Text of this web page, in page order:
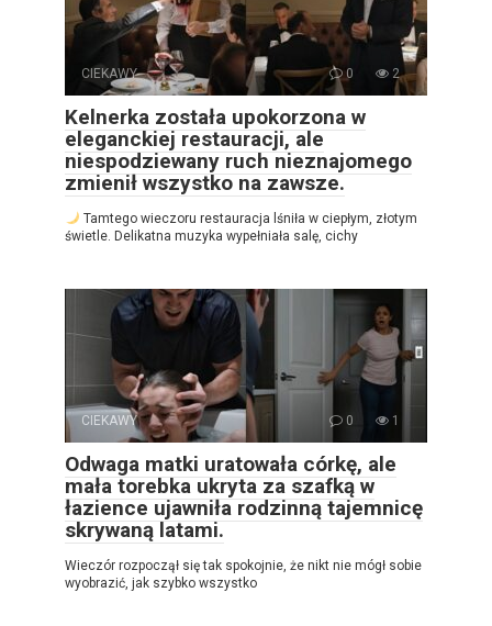
CIEKAWY 0 2
Kelnerka została upokorzona w
eleganckiej restauracji, ale
niespodziewany ruch nieznajomego
zmienił wszystko na zawsze.
Tamtego wieczoru restauracja lśniła w ciepłym, złotym
świetle. Delikatna muzyka wypełniała salę, cichy
CIEKAWY 0 1
Odwaga matki uratowała córkę, ale
mała torebka ukryta za szafką w
łazience ujawniła rodzinną tajemnicę
skrywaną latami.
Wieczór rozpoczął się tak spokojnie, że nikt nie mógł sobie
wyobrazić, jak szybko wszystko